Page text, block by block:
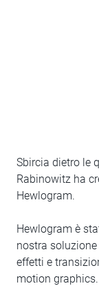
Sbircia dietro le
Rabinowitz ha
Hewlogram.
Hewlogram è
nostra
effetti e
motion